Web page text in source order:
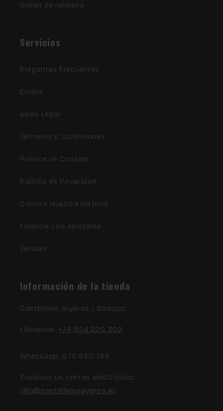
Outlet de relojería
Servicios
Preguntas Frecuentes
Envíos
Aviso Legal
Términos y Condiciones
Política de Cookies
Política de Privacidad
Conoce Nuestra Historia
Financia con Aplazame
Tiendas
Información de la tienda
Castellano Joyeros | Badajoz
Llámanos: +34 924 220 302
WhatsApp: 675 850 799
Envíanos un correo electrónico:
info@castellanojoyeros.es